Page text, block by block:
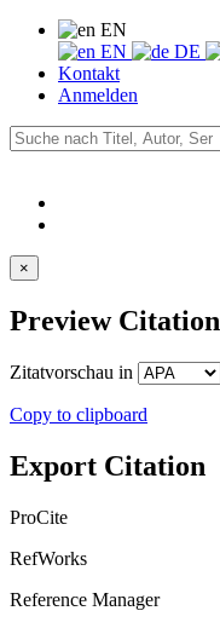
EN
EN
DE
Kontakt
Anmelden
×
Preview Citation
Zitatvorschau in
Copy to clipboard
Export Citation
ProCite
RefWorks
Reference Manager